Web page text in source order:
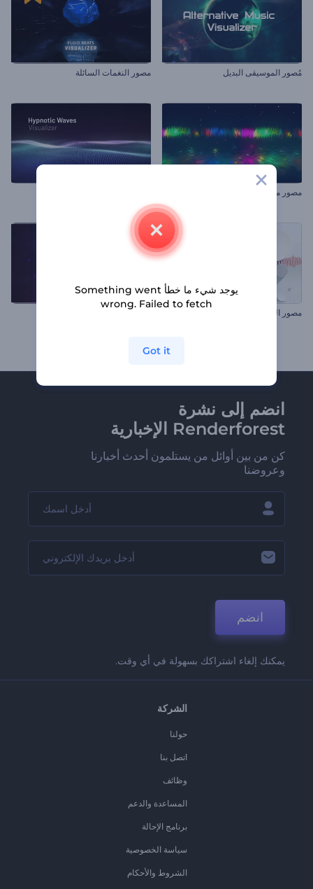
مُصور الموسيقى البديل مصور النغمات السائلة
مصور موسيقى الشوائب المتحركة
مصور الصوت الأدنى طيف الصوت الدائري
انضم إلى نشرة
Renderforest الإخبارية
كن من بين أوائل من يستلمون أحدث أخبارنا
وعروضنا
انضم
يمكنك إلغاء اشتراكك بسهولة في أي وقت.
الشركة
حولنا
اتصل بنا
وظائف
المساعدة والدعم
برنامج الإحالة
سياسة الخصوصية
الشروط والأحكام
يوجد شيء ما خطأ Something went
wrong. Failed to fetch
Got it